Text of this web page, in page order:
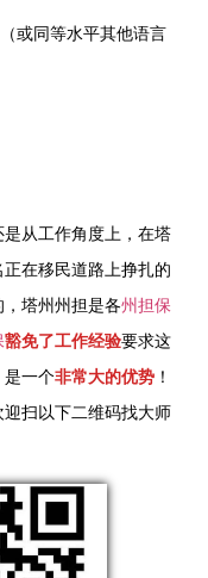
或同等水平其他语言
从工作角度上，在塔
在移民道路上挣扎的
塔州州担是各州担保
豁免了工作经验要求这
是一个非常大的优势 ！
迎扫以下二维码找大师